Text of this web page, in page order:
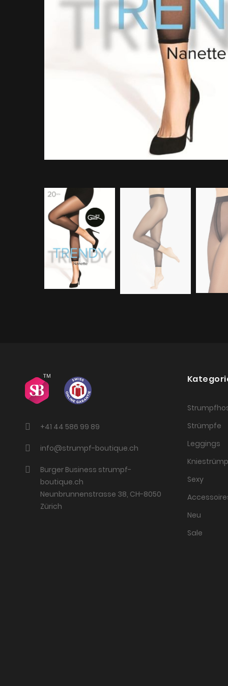
+41 44 586 99 89
info@strumpf-boutique.ch
Burger Business strumpf-
boutique.ch
Neunbrunnenstrasse 38, CH-8050
Zürich
Strümpfe
Leggings
Sexy
Neu
Sale